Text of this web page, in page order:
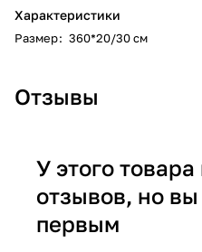
Характеристики
Размер: 360*20/30 см
Отзывы
У этого
отзывов, но
первым